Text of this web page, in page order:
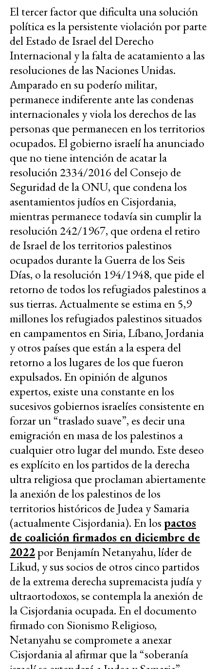
El tercer factor que dificulta una solución
política es la persistente violación por parte
del Estado de Israel del Derecho
Internacional y la falta de acatamiento a las
resoluciones de las Naciones Unidas.
Amparado en su poderío militar,
permanece indiferente ante las condenas
internacionales y viola los derechos de las
personas que permanecen en los territorios
ocupados. El gobierno israelí ha anunciado
que no tiene intención de acatar la
resolución 2334/2016 del Consejo de
Seguridad de la ONU, que condena los
asentamientos judíos en Cisjordania,
mientras permanece todavía sin cumplir la
resolución 242/1967, que ordena el retiro
de Israel de los territorios palestinos
ocupados durante la Guerra de los Seis
Días, o la resolución 194/1948, que pide el
retorno de todos los refugiados palestinos a
sus tierras. Actualmente se estima en 5,9
millones los refugiados palestinos situados
en campamentos en Siria, Líbano, Jordania
y otros países que están a la espera del
retorno a los lugares de los que fueron
expulsados. En opinión de algunos
expertos, existe una constante en los
sucesivos gobiernos israelíes consistente en
forzar un “traslado suave”, es decir una
emigración en masa de los palestinos a
cualquier otro lugar del mundo. Este deseo
es explícito en los partidos de la derecha
ultra religiosa que proclaman abiertamente
la anexión de los palestinos de los
territorios históricos de Judea y Samaria
(actualmente Cisjordania). En lospactos
de coalición firmados en diciembre de
2022por Benjamín Netanyahu, líder de
Likud, y sus socios de otros cinco partidos
de la extrema derecha supremacista judía y
ultraortodoxos, se contempla la anexión de
la Cisjordania ocupada. En el documento
firmado con Sionismo Religioso,
Netanyahu se compromete a anexar
Cisjordania al afirmar que la “soberanía